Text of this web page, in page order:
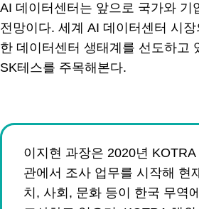
AI 데이터센터는 앞으로 국가와 기
전망이다. 세계 AI 데이터센터 시
한 데이터센터 생태계를 선도하고
SK테스를 주목해본다.
이지현 과장은 2020년
관에서 조사 업무를 시작해 현
치, 사회, 문화 등이 한국 무역